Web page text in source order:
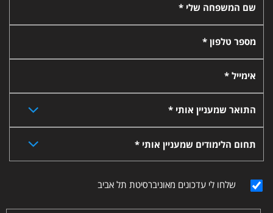
שם המשפחה שלי *
מספר טלפון *
אימייל *
התואר שמעניין אותי *
תחום הלימודים שמעניין אותי *
שלחו לי עדכונים מאוניברסיטת תל אביב